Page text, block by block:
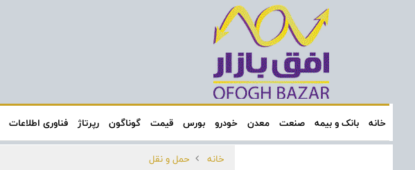
خانه بانک و بیمه صنعت معدن خودرو بورس قیمت گوناگون رپرتاژ فناوری اطلاعات
خانه حمل و نقل